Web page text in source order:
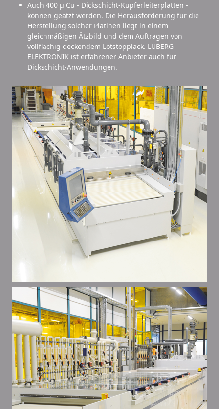
Auch 400 µ Cu - Dickschicht-Kupferleiterplatten -
können geätzt werden. Die Herausforderung für die
Herstellung solcher Platinen liegt in einem
gleichmäßigen Ätzbild und dem Auftragen von
vollflächig deckendem Lötstopplack. LÜBERG
ELEKTRONIK ist erfahrener Anbieter auch für
Dickschicht-Anwendungen.